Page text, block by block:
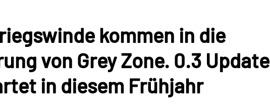
kommen in die
von Grey Zone. 0.3 Update
in diesem Frühjahr